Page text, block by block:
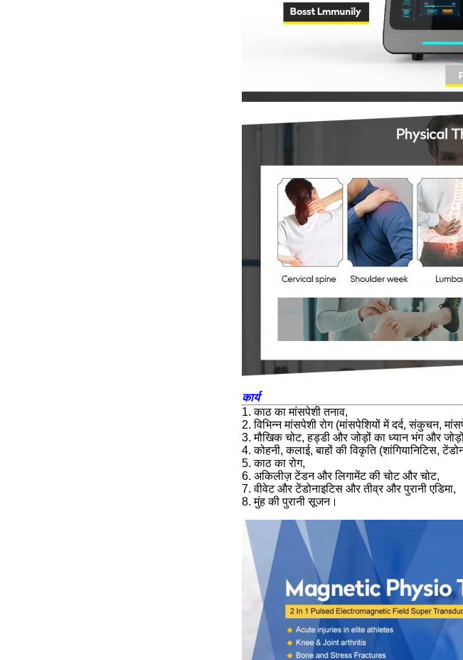
कार्य
1. काठ का मांसपेशी तनाव,
2. विभिन्न मांसपेशी रोग (मांसपेशियों में दर्द, संकुचन,
3. मौखिक चोट, हड्डी और जोड़ों का ध्यान भंग और
4. कोहनी, कलाई, बाहों की विकृति (शांगियानिटिस,
5. काठ का रोग,
6. अकिलीज़ टेंडन और लिगामेंट की चोट और चोट,
7. वीवेट और टेंडोनाइटिस और तीव्र और पुरानी एडिमा,
8. मुंह की पुरानी सूजन।